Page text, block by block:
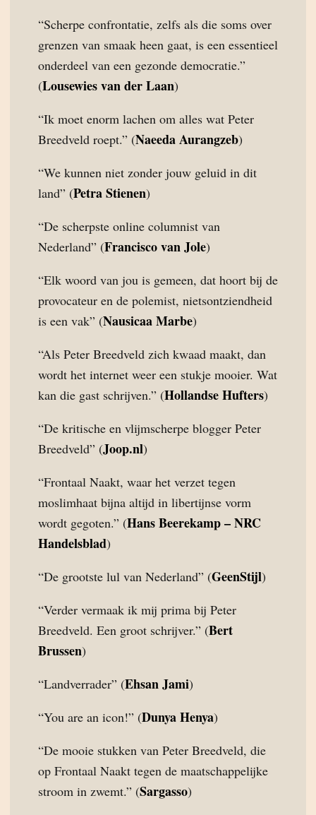
“Scherpe confrontatie, zelfs als die soms over
grenzen van smaak heen gaat, is een essentieel
onderdeel van een gezonde democratie.”
(Lousewies van der Laan)
“Ik moet enorm lachen om alles wat Peter
Breedveld roept.” (Naeeda Aurangzeb)
“We kunnen niet zonder jouw geluid in dit
land” (Petra Stienen)
“De scherpste online columnist van
Nederland” (Francisco van Jole)
“Elk woord van jou is gemeen, dat hoort bij de
provocateur en de polemist, nietsontziendheid
is een vak” (Nausicaa Marbe)
“Als Peter Breedveld zich kwaad maakt, dan
wordt het internet weer een stukje mooier. Wat
kan die gast schrijven.” (Hollandse Hufters)
“De kritische en vlijmscherpe blogger Peter
Breedveld” (Joop.nl)
“Frontaal Naakt, waar het verzet tegen
moslimhaat bijna altijd in libertijnse vorm
wordt gegoten.” (Hans Beerekamp – NRC
Handelsblad)
“De grootste lul van Nederland” (GeenStijl)
“Verder vermaak ik mij prima bij Peter
Breedveld. Een groot schrijver.” (Bert
Brussen)
“Landverrader” (Ehsan Jami)
“You are an icon!” (Dunya Henya)
“De mooie stukken van Peter Breedveld, die
op Frontaal Naakt tegen de maatschappelijke
stroom in zwemt.” (Sargasso)